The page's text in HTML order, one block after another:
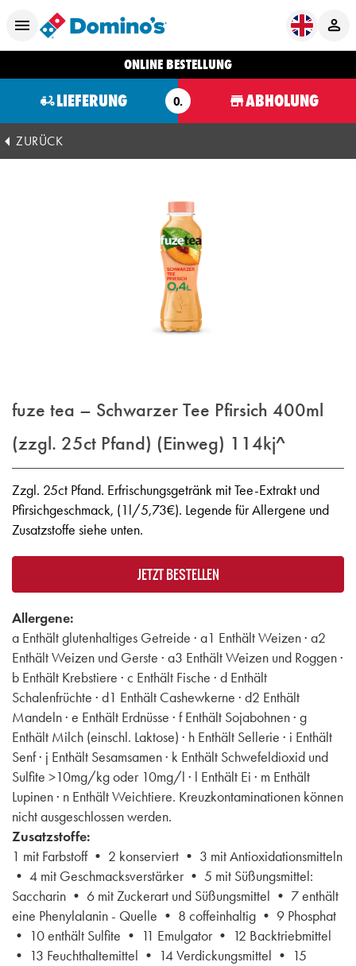
ONLINE BESTELLUNG
LIEFERUNG O. ABHOLUNG
ZURÜCK
fuze tea – Schwarzer Tee Pfirsich 400ml
(zzgl. 25ct Pfand) (Einweg) 114kj^
Zzgl. 25ct Pfand. Erfrischungsgetränk mit Tee-Extrakt und
Pfirsichgeschmack, (1l/5,73€). Legende für Allergene und
Zusatzstoffe siehe unten.
JETZT BESTELLEN
Allergene:
a Enthält glutenhaltiges Getreide · a1 Enthält Weizen · a2
Enthält Weizen und Gerste · a3 Enthält Weizen und Roggen ·
b Enthält Krebstiere · c Enthält Fische · d Enthält
Schalenfrüchte · d1 Enthält Cashewkerne · d2 Enthält
Mandeln · e Enthält Erdnüsse · f Enthält Sojabohnen · g
Enthält Milch (einschl. Laktose) · h Enthält Sellerie · i Enthält
Senf · j Enthält Sesamsamen · k Enthält Schwefeldioxid und
Sulfite >10mg/kg oder 10mg/l · l Enthält Ei · m Enthält
Lupinen · n Enthält Weichtiere. Kreuzkontaminationen können
nicht ausgeschlossen werden.
Zusatzstoffe:
1 mit Farbstoff • 2 konserviert • 3 mit Antioxidationsmitteln
• 4 mit Geschmacksverstärker • 5 mit Süßungsmittel:
Saccharin • 6 mit Zuckerart und Süßungsmittel • 7 enthält
eine Phenylalanin - Quelle • 8 coffeinhaltig • 9 Phosphat
• 10 enthält Sulfite • 11 Emulgator • 12 Backtriebmittel
• 13 Feuchthaltemittel • 14 Verdickungsmittel • 15